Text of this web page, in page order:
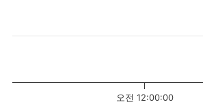
오전 12:00:00